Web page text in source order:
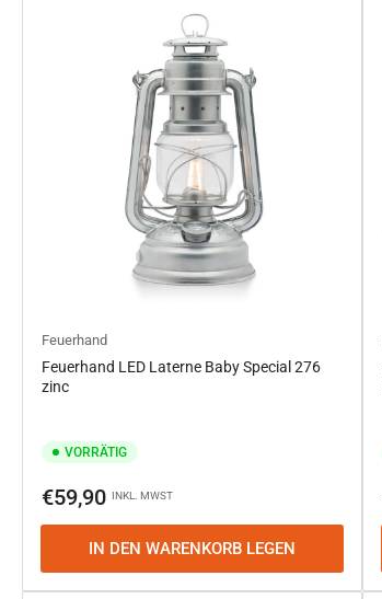
Feuerhand
Feuerhand LED Laterne Baby Special 276
zinc
VORRÄTIG
Normaler
€59,90 INKL. MWST
IN DEN WARENKORB LEGEN